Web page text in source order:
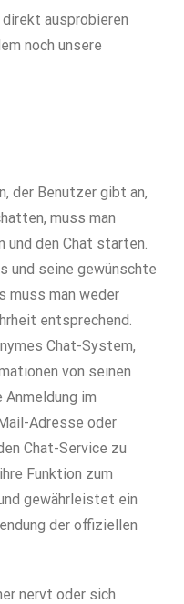
ausprobieren
noch unsere
der Benutzer gibt an,
muss man
und den Chat starten.
und seine gewünschte
muss man weder
entsprechend.
Chat-System,
von seinen
im
Adresse oder
Chat-Service zu
Funktion zum
gewährleistet ein
der offiziellen
nervt oder sich